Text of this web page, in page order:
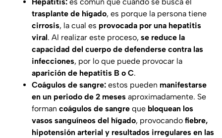
trasplante de hígado, es porque la persona tiene
cirrosis, la cual es provocada por una hepatitis
viral. Al realizar este proceso, se reduce la
capacidad del cuerpo de defenderse contra las
infecciones, por lo que puede provocar la
aparición de hepatitis B o C.
Coágulos de sangre: estos pueden manifestarse
en un periodo de 2 meses aproximadamente. Se
forman coágulos de sangre que bloquean los
vasos sanguíneos del hígado, provocando fiebre,
hipotensión arterial y resultados irregulares en las